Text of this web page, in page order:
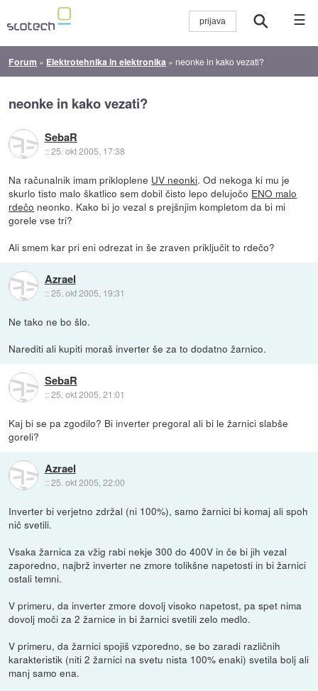
☰
Forum » Elektrotehnika in elektronika » neonke in kako vezati?
neonke in kako vezati?
SebaR
::25. okt 2005, 17:38
Na računalnik imam prikloplene UV neonki. Od nekoga ki mu je
skurlo tisto malo škatlico sem dobil čisto lepo delujočo ENO malo
rdečo neonko. Kako bi jo vezal s prejšnjim kompletom da bi mi
gorele vse tri?
Ali smem kar pri eni odrezat in še zraven priključit to rdečo?
Azrael
::25. okt 2005, 19:31
Ne tako ne bo šlo.
Narediti ali kupiti moraš inverter še za to dodatno žarnico.
SebaR
::25. okt 2005, 21:01
Kaj bi se pa zgodilo? Bi inverter pregoral ali bi le žarnici slabše
goreli?
Azrael
::25. okt 2005, 22:00
Inverter bi verjetno zdržal (ni 100%), samo žarnici bi komaj ali spoh
nič svetili.
Vsaka žarnica za vžig rabi nekje 300 do 400V in če bi jih vezal
zaporedno, najbrž inverter ne zmore tolikšne napetosti in bi žarnici
ostali temni.
V primeru, da inverter zmore dovolj visoko napetost, pa spet nima
dovolj moči za 2 žarnice in bi žarnici svetili zelo medlo.
V primeru, da žarnici spojiš vzporedno, se bo zaradi različnih
karakteristik (niti 2 žarnici na svetu nista 100% enaki) svetila bolj ali
manj samo ena.